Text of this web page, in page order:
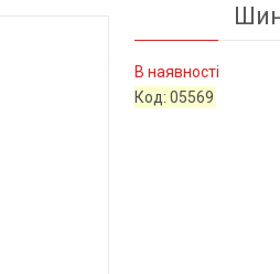
В наявності
Код:05569